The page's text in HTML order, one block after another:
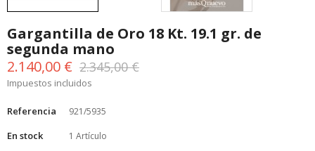
Gargantilla de Oro 18 Kt. 19.1 gr. de
segunda mano
2.140,00 € 2.345,00 €
Impuestos incluidos
Referencia 921/5935
En stock 1 Artículo